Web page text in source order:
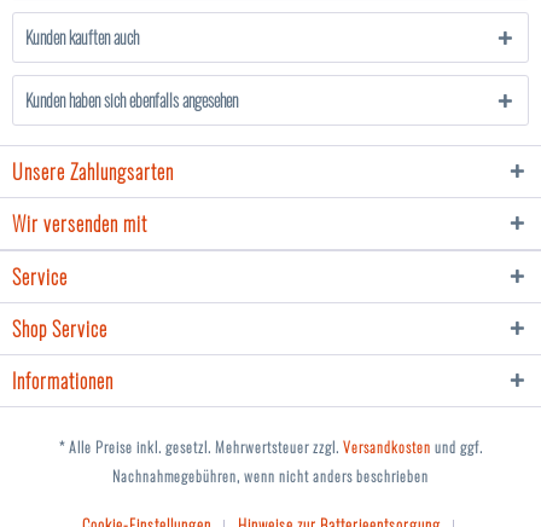
Kunden kauften auch
Kunden haben sich ebenfalls angesehen
Unsere Zahlungsarten
Wir versenden mit
Service
Shop Service
Informationen
* Alle Preise inkl. gesetzl. Mehrwertsteuer zzgl. Versandkosten und ggf.
Nachnahmegebühren, wenn nicht anders beschrieben